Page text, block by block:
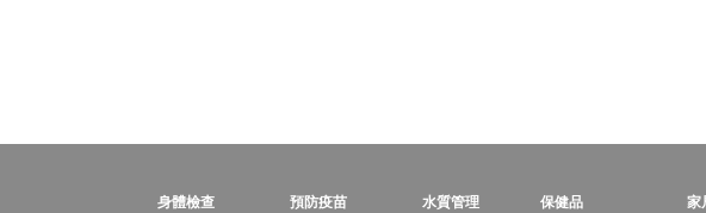
身體檢查 預防疫苗 水質管理 保健品 家